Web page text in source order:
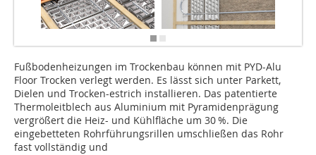
Fußbodenheizungen im Trockenbau können mit PYD-Alu
Floor Trocken verlegt werden. Es lässt sich unter Parkett,
Dielen und Trocken-estrich installieren. Das patentierte
Thermoleitblech aus Aluminium mit Pyramidenprägung
vergrößert die Heiz- und Kühlfläche um 30 %. Die
eingebetteten Rohrführungsrillen umschließen das Rohr
fast vollständig und